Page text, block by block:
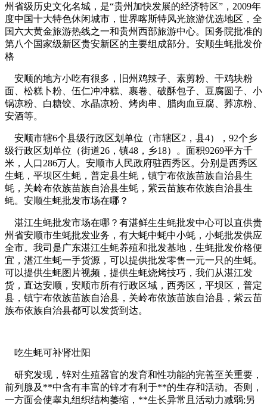
州省级历史文化名城，是“贵州加快发展的经济特区”，2009年
度中国十大特色休闲城市，世界喀斯特风光旅游优选地区，全
国六大黄金旅游热线之一和贵州西部旅游中心。国务院批准的
第八个国家级新区贵安新区的主要组成部分。安顺生蚝批发价
格
安顺的地方小吃有很多，旧州鸡辣子、素剪粉、干鸡块粉
面、松糕卜粉、伍仁冲冲糕、裹卷、破酥包子、豆腐圆子、小
锅凉粉、白糖饺、水晶凉粉、烤肉串、腊肉血豆腐、荞凉粉、
安酒等。
安顺市辖6个县级行政区划单位（市辖区2，县4），92个乡
级行政区划单位（街道26，镇48，乡18）。面积9269平方千
米，人口286万人。安顺市人民政府驻西秀区。分别是西秀区
生蚝，平坝区生蚝，普定县生蚝，镇宁布依族苗族自治县生
蚝，关岭布依族苗族自治县生蚝，紫云苗族布依族自治县生
蚝。安顺生蚝批发市场在哪？
湛江生蚝批发市场在哪？有湛鲜生生蚝批发中心可以直供贵
州省安顺市生蚝批发业务，有大蚝中蚝中小蚝，小蚝批发供应
全市。我司是广东湛江生蚝养殖和批发基地，生蚝批发价格便
宜，湛江生蚝一手货源，可以提供批发零售一元一只的生蚝。
可以提供生蚝图片视频，提供生蚝烧烤技巧，我们从湛江发
货，直达安顺，安顺市所有行政区域，西秀区，平坝区，普定
县，镇宁布依族苗族自治县，关岭布依族苗族自治县，紫云苗
族布依族自治县都可以发货到达。
吃生蚝可补肾壮阳
研究发现，锌对生殖器官的发育和性功能的完善至关重要，
前列腺及**中含有丰富的锌才有利于**的生存和活动。否则，
一方面会使睾丸组织结构萎缩，**生长异常且活动力减弱;另